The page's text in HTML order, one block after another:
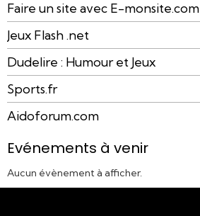
Faire un site avec E-monsite.com
Jeux Flash .net
Dudelire : Humour et Jeux
Sports.fr
Aidoforum.com
Evénements à venir
Aucun évènement à afficher.